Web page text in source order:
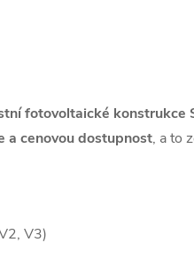
fotovoltaické konstrukce
a cenovou dostupnost, a to
V3)